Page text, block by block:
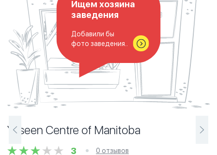
Ищем хозяина
заведения
Добавили бы
фото заведения..
Yaseen Centre of Manitoba
3 0 отзывов